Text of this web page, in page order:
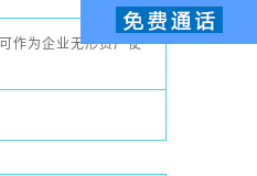
作为企业无形资产使